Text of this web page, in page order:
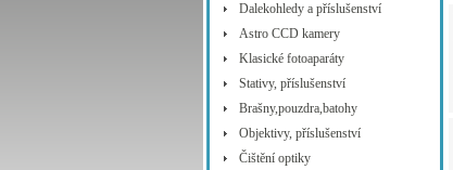
Dalekohledy a příslušenství
Astro CCD kamery
Klasické fotoaparáty
Stativy, příslušenství
Brašny,pouzdra,batohy
Objektivy, příslušenství
Čištění optiky